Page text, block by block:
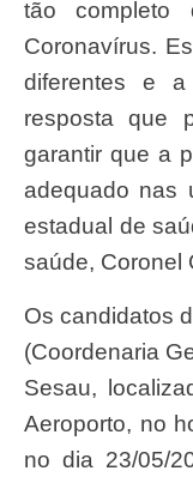
tão completo
Coronavírus.
diferentes e
resposta que
garantir que a
adequado nas
estadual de
saúde, Coronel
Os candidatos deverão comparecer na CGTES
(Coordenaria
Sesau,
Aeroporto, no
no dia 23/05/